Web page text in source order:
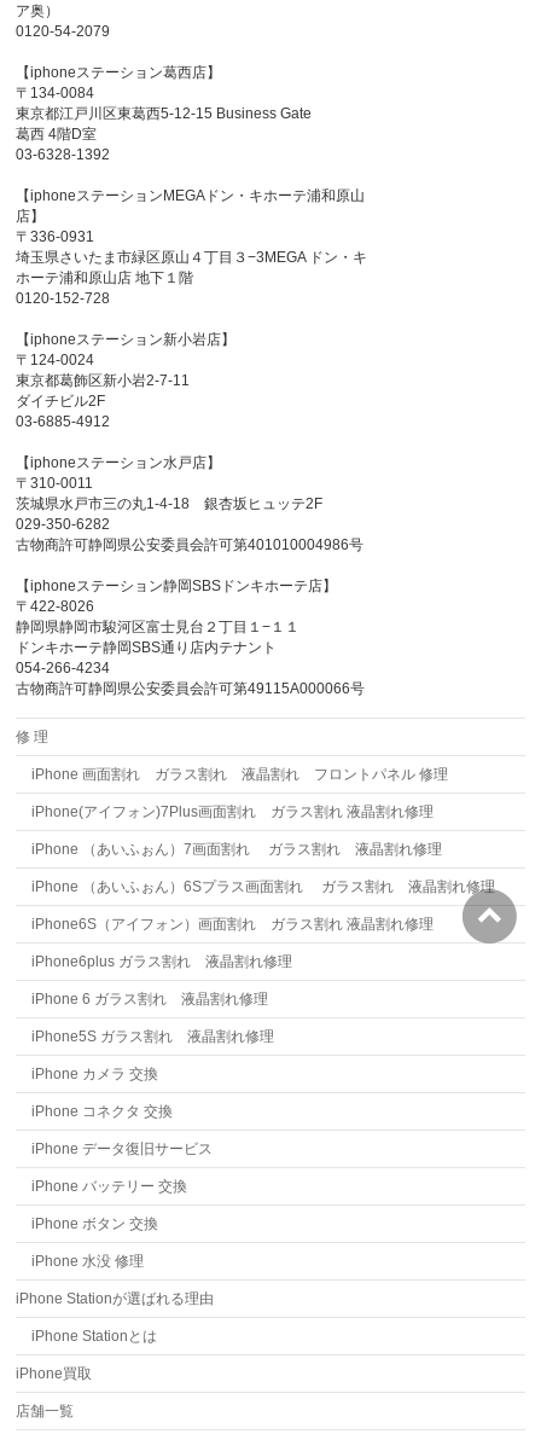
ア奥）
0120-54-2079
【iphoneステーション葛西店】
〒134-0084
東京都江戸川区東葛西5-12-15 Business Gate
葛西 4階D室
03-6328-1392
【iphoneステーションMEGAドン・キホーテ浦和原山
店】
〒336-0931
埼玉県さいたま市緑区原山４丁目３−3MEGA ドン・キ
ホーテ浦和原山店 地下１階
0120-152-728
【iphoneステーション新小岩店】
〒124-0024
東京都葛飾区新小岩2-7-11
ダイチビル2F
03-6885-4912
【iphoneステーション水戸店】
〒310-0011
茨城県水戸市三の丸1-4-18 銀杏坂ヒュッテ2F
029-350-6282
古物商許可静岡県公安委員会許可第401010004986号
【iphoneステーション静岡SBSドンキホーテ店】
〒422-8026
静岡県静岡市駿河区富士見台２丁目１−１１
ドンキホーテ静岡SBS通り店内テナント
054-266-4234
古物商許可静岡県公安委員会許可第49115A000066号
修 理
iPhone 画面割れ ガラス割れ 液晶割れ フロントパネル 修理
iPhone(アイフォン)7Plus画面割れ ガラス割れ 液晶割れ修理
iPhone （あいふぉん）7画面割れ ガラス割れ 液晶割れ修理
iPhone （あいふぉん）6Sプラス画面割れ ガラス割れ 液晶割れ修理
iPhone6S（アイフォン）画面割れ ガラス割れ 液晶割れ修理
iPhone6plus ガラス割れ 液晶割れ修理
iPhone 6 ガラス割れ 液晶割れ修理
iPhone5S ガラス割れ 液晶割れ修理
iPhone カメラ 交換
iPhone コネクタ 交換
iPhone データ復旧サービス
iPhone バッテリー 交換
iPhone ボタン 交換
iPhone 水没 修理
iPhone Stationが選ばれる理由
iPhone Stationとは
iPhone買取
店舗一覧